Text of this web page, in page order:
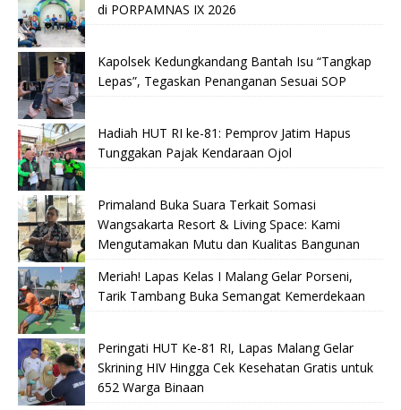
di PORPAMNAS IX 2026
Kapolsek Kedungkandang Bantah Isu “Tangkap
Lepas”, Tegaskan Penanganan Sesuai SOP
Hadiah HUT RI ke-81: Pemprov Jatim Hapus
Tunggakan Pajak Kendaraan Ojol
Primaland Buka Suara Terkait Somasi
Wangsakarta Resort & Living Space: Kami
Mengutamakan Mutu dan Kualitas Bangunan
Meriah! Lapas Kelas I Malang Gelar Porseni,
Tarik Tambang Buka Semangat Kemerdekaan
Peringati HUT Ke-81 RI, Lapas Malang Gelar
Skrining HIV Hingga Cek Kesehatan Gratis untuk
652 Warga Binaan